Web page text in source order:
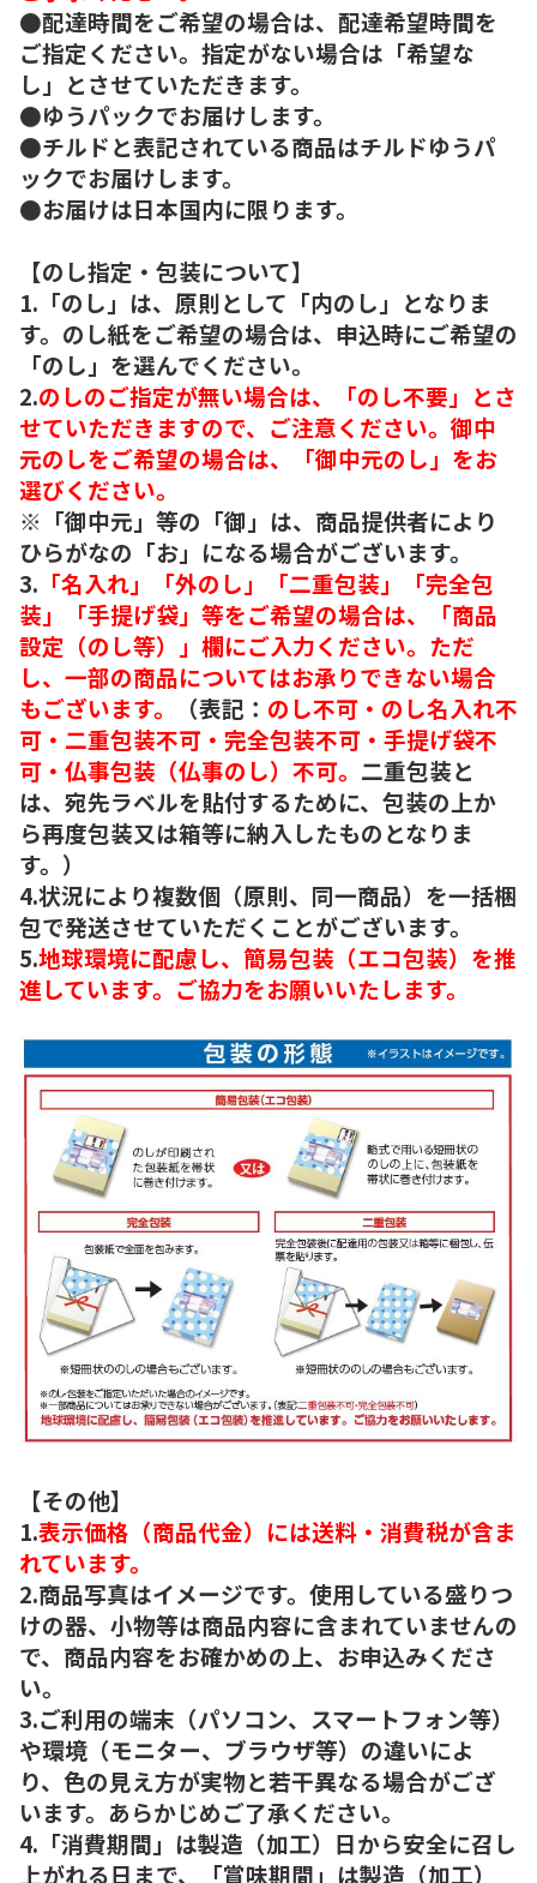
●配達時間をご希望の場合は、配達希望時間を
ご指定ください。指定がない場合は「希望な
し」とさせていただきます。
●ゆうパックでお届けします。
●チルドと表記されている商品はチルドゆうパ
ックでお届けします。
●お届けは日本国内に限ります。
【のし指定・包装について】
1.「のし」は、原則として「内のし」となりま
す。のし紙をご希望の場合は、申込時にご希望の
「のし」を選んでください。
2.のしのご指定が無い場合は、「のし不要」とさ
せていただきますので、ご注意ください。御中
元のしをご希望の場合は、「御中元のし」をお
選びください。
※「御中元」等の「御」は、商品提供者により
ひらがなの「お」になる場合がございます。
3. 「名入れ」「外のし」「二重包装」「完全包
装」「手提げ袋」等をご希望の場合は、「商品
設定（のし等）」欄にご入力ください。ただ
し、一部の商品についてはお承りできない場合
もございます。
（表記： のし不可・のし名入れ不
可・二重包装不可・完全包装不可・手提げ袋不
可・仏事包装（仏事のし）不可。 二重包装と
は、宛先ラベルを貼付するために、包装の上か
ら再度包装又は箱等に納入したものとなりま
す。）
4.状況により複数個（原則、同一商品）を一括梱
包で発送させていただくことがございます。
5.地球環境に配慮し、簡易包装（エコ包装）を推
進しています。ご協力をお願いいたします。
【その他】
1.表示価格（商品代金）には送料・消費税が含ま
れています。
2.商品写真はイメージです。使用している盛りつ
けの器、小物等は商品内容に含まれていませんの
で、商品内容をお確かめの上、お申込みくださ
い。
3.ご利用の端末（パソコン、スマートフォン等）
や環境（モニター、ブラウザ等）の違いによ
り、色の見え方が実物と若干異なる場合がござ
います。あらかじめご了承ください。
4.「消費期間」は製造（加工）日から安全に召し
上がれる日まで、「賞味期間」は製造（加工）